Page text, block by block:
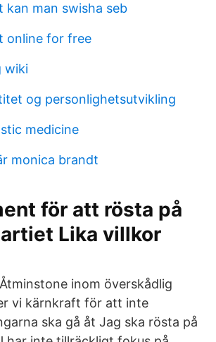
kan man swisha seb
online for free
wiki
og personlighetsutvikling
medicine
monica brandt
för att rösta på
Lika villkor
inom överskådlig
vi kärnkraft för att inte
ska gå åt Jag ska rösta på